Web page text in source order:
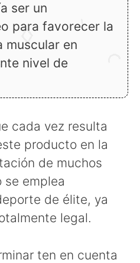
ser un
para favorecer la
muscular en
nivel de
cada vez resulta
producto en la
de muchos
emplea
de élite, ya
legal.
ten en cuenta